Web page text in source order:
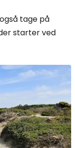
tage på
starter ved